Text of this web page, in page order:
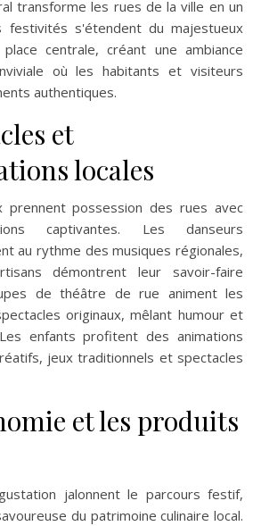
transforme les rues de la ville en un
festivités s'étendent du majestueux
centrale, créant une ambiance
où les habitants et visiteurs
authentiques.
et
locales
prennent possession des rues avec
captivantes. Les danseurs
au rythme des musiques régionales,
démontrent leur savoir-faire
de théâtre de rue animent les
originaux, mêlant humour et
enfants profitent des animations
jeux traditionnels et spectacles
et les produits
jalonnent le parcours festif,
du patrimoine culinaire local.